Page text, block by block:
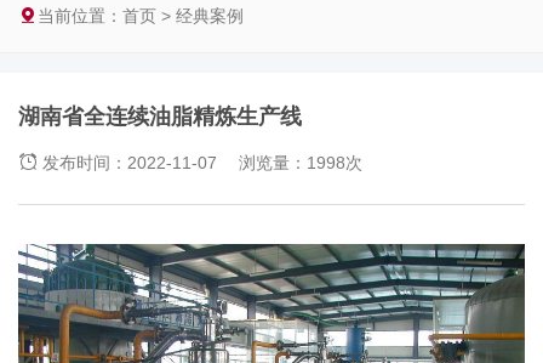
当前位置： 首页 > 经典案例
湖南省全连续油脂精炼生产线
发布时间：2022-11-07 浏览量：1998次